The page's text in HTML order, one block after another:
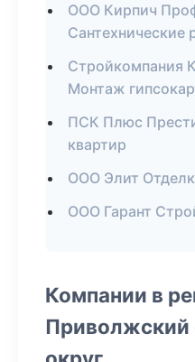
ООО Кирпич
Сантехнические
Стройкомпания
Монтаж
ПСК Плюс
квартир
ООО Элит
ООО Гарант
Компании в